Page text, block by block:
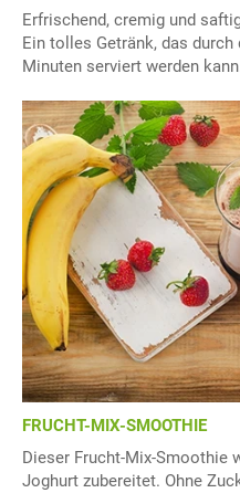
Erfrischend, cremig und
Ein tolles Getränk, das
Minuten serviert werden
FRUCHT-MIX-SMOOTHIE
Dieser Frucht-Mix-Smoothie
Joghurt zubereitet. Ohne